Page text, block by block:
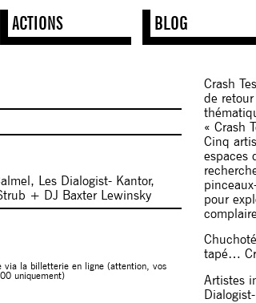
ACTIONS BLOG
Les Dialogist- Kantor,
+ DJ Baxter Lewinsky
via la billetterie en ligne (attention, vos
uniquement)
Crash
de
« Crash
Cinq
espaces
pour
tapé…
Artistes